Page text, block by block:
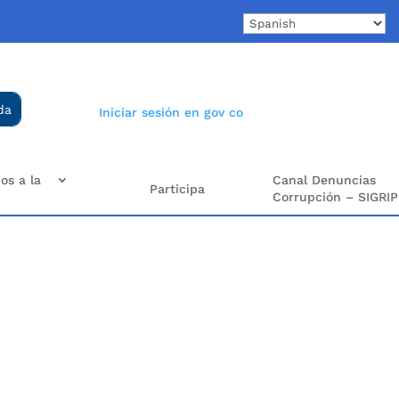
Iniciar sesión en gov co
a la
Participa
Canal Denuncias
Corrupción – SIGRIP